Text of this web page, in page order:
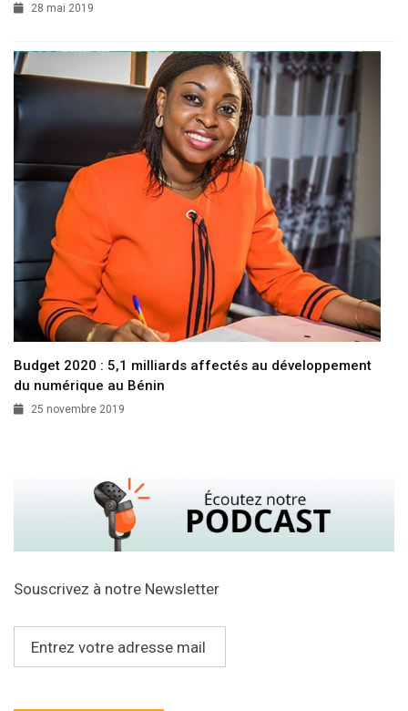
28 mai 2019
Budget 2020 : 5,1 milliards affectés au développement
du numérique au Bénin
25 novembre 2019
Souscrivez à notre Newsletter